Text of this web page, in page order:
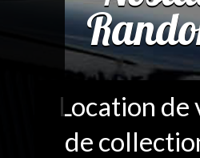
Location de
de